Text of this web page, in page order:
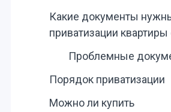
Какие документы
приватизации
Проблемные
Порядок приватизации
Можно ли купить